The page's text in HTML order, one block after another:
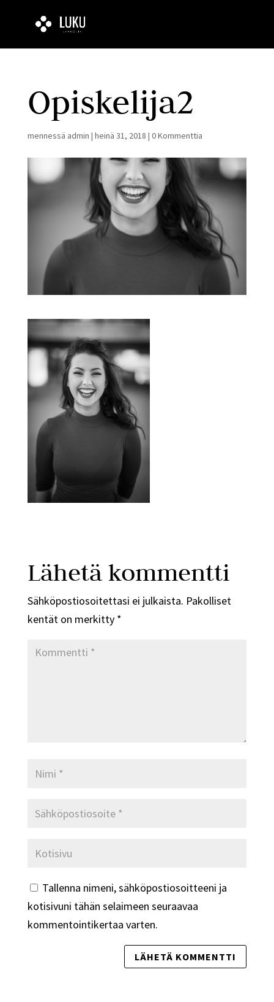
Opiskelija2
mennessä admin | heinä 31, 2018 | 0 Kommenttia
Lähetä kommentti
Sähköpostiosoitettasi ei julkaista. Pakolliset
kentät on merkitty *
Tallenna nimeni, sähköpostiosoitteeni ja
kotisivuni tähän selaimeen seuraavaa
kommentointikertaa varten.